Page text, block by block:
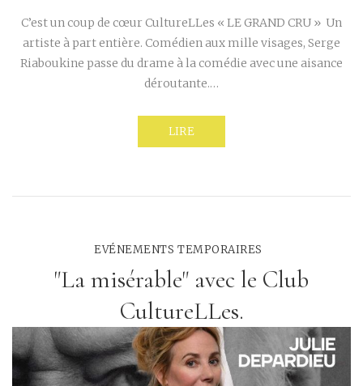
C’est un coup de cœur CultureLLes « LE GRAND CRU » Un
artiste à part entière. Comédien aux mille visages, Serge
Riaboukine passe du drame à la comédie avec une aisance
déroutante.…
LIRE
EVÉNEMENTS TEMPORAIRES
"La misérable" avec le Club
CultureLLes.